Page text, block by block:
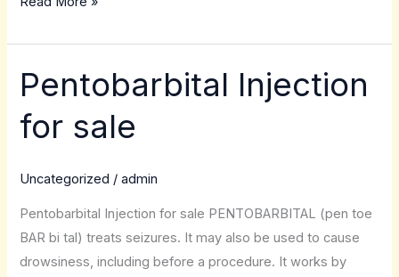
Pentobarbital Injection
for sale
Uncategorized /admin
Pentobarbital Injection for sale PENTOBARBITAL (pen toe
BAR bi tal) treats seizures. It may also be used to cause
drowsiness, including before a procedure. It works by
Pentobarbital
Injection
for